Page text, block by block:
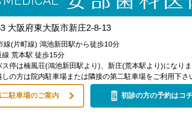
大阪府東大阪市新庄2-8-13
線(片町線) 鴻池新田駅から徒歩10分
線 荒本駅 徒歩15分
ス停は楠風荘(鴻池新田駅より)、新庄(荒本駅より)になりま
しの方は院内駐車場または隣接の第二駐車場をご利用下さ
二駐車場のご案内 初診の方の予約はコ